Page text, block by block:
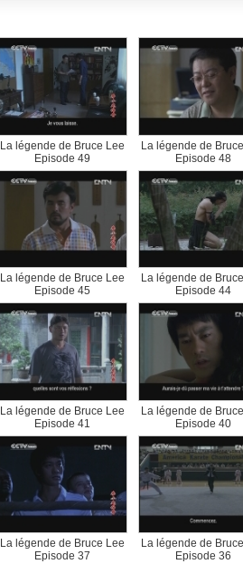
La légende de Bruce Lee
Episode 49
La légende de
Episode 48
La légende de Bruce Lee
Episode 45
La légende de
Episode 44
La légende de Bruce Lee
Episode 41
La légende de
Episode 40
La légende de Bruce Lee
Episode 37
La légende de
Episode 36